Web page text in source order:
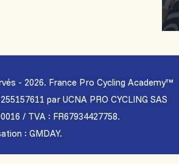
- 2026. France Pro Cycling Academy™
par UCNA PRO CYCLING SAS
/ TVA : FR67934427758.
: GMDAY.